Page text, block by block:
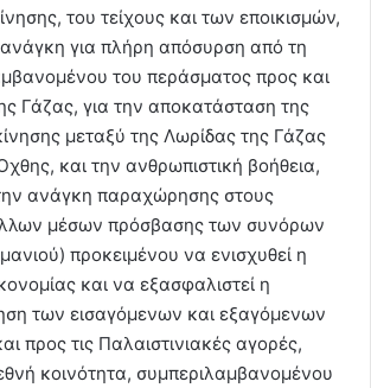
του τείχους και των εποικισμών,
ανάγκη για πλήρη απόσυρση από τη
του περάσματος προς και
Γάζας, για την αποκατάσταση της
μεταξύ της Λωρίδας της Γάζας
και την ανθρωπιστική βοήθεια,
ανάγκη παραχώρησης στους
μέσων πρόσβασης των συνόρων
προκειμένου να ενισχυθεί η
και να εξασφαλιστεί η
των εισαγόμενων και εξαγόμενων
προς τις Παλαιστινιακές αγορές,
κοινότητα, συμπεριλαμβανομένου